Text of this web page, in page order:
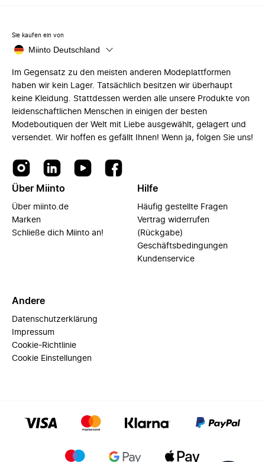
Sie kaufen ein von
Miinto Deutschland
Im Gegensatz zu den meisten anderen Modeplattformen
haben wir kein Lager. Tatsächlich besitzen wir überhaupt
keine Kleidung. Stattdessen werden alle unsere Produkte von
leidenschaftlichen Menschen in einigen der besten
Modeboutiquen der Welt mit Liebe ausgewählt, gelagert und
versendet. Wir hoffen es gefällt Ihnen! Wenn ja, folgen Sie uns!
Über Miinto
Über miinto.de
Marken
Schließe dich Miinto an!
Hilfe
Häufig gestellte Fragen
Vertrag widerrufen
(Rückgabe)
Geschäftsbedingungen
Kundenservice
Andere
Datenschutzerklärung
Impressum
Cookie-Richtlinie
Cookie Einstellungen